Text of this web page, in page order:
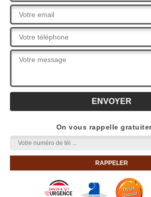
On vous rappelle